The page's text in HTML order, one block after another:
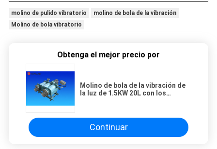
molino de pulido vibratorio
molino de bola de la vibración
Molino de bola vibratorio
Obtenga el mejor precio por
Molino de bola de la vibración de
la luz de 1.5KW 20L con los
Continuar